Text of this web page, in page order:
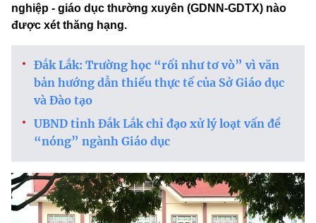
nghiệp - giáo dục thường xuyên (GDNN-GDTX) nào
được xét thăng hạng.
Đắk Lắk: Trường học “rối như tơ vò” vì văn
bản hướng dẫn thiếu thực tế của Sở Giáo dục
và Đào tạo
UBND tỉnh Đắk Lắk chỉ đạo xử lý loạt vấn đề
“nóng” ngành Giáo dục